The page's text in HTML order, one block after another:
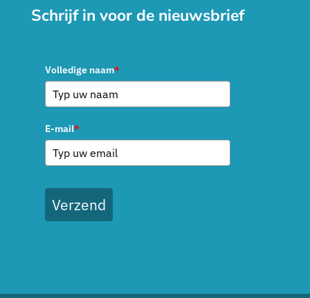
Schrijf in voor de nieuwsbrief
Volledige naam*
E-mail*
Verzend